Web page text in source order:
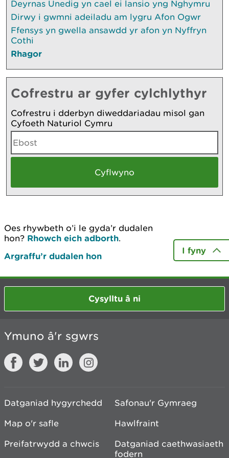
Deyrnas Unedig yn cael ei lansio yng Nghymru
Dirwy i gwmni adeiladu am lygru Afon Ogwr
Ffensys yn gwella ansawdd yr afon yn Nyffryn
Cothi
Rhagor
Cofrestru ar gyfer cylchlythyr
Cofrestru i dderbyn diweddariadau misol gan
Cyfoeth Naturiol Cymru
Oes rhywbeth o’i le gyda’r dudalen
hon? Rhowch eich adborth.
Argraffu’r dudalen hon
I fyny
Cysylltu â ni
Ymuno â'r sgwrs
Datganiad hygyrchedd
Safonau'r Gymraeg
Map o'r safle
Hawlfraint
Preifatrwydd a chwcis
Datganiad caethwasiaeth
fodern